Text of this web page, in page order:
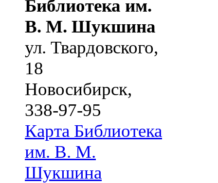
Библиотека им.
В. М. Шукшина
ул. Твардовского,
18
Новосибирск,
338-97-95
Карта Библиотека
им. В. М.
Шукшина